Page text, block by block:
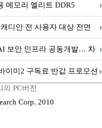
메모리 엘리트 DDR5
디안 전 사용자 대상 전면
보안 인프라 공동개발… 차
이미2 구독료 반값 프로모션
의 PC버전
Corp. 2010